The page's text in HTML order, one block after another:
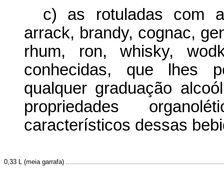
c) as rotuladas com
arrack, brandy, cognac,
rhum, ron, whisky,
conhecidas, que lhes
qualquer graduação
propriedades
característicos dessas
0,33 L (meia garrafa)